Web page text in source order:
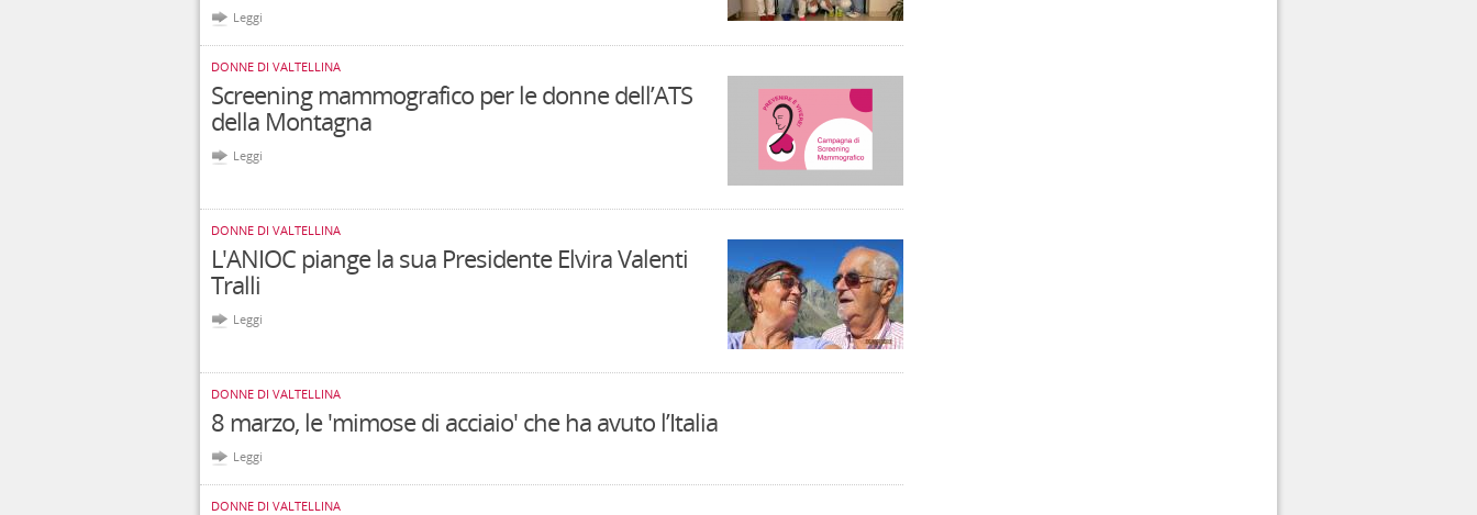
Leggi
DONNE DI VALTELLINA
Screening mammografico per le donne dell’ATS
della Montagna
Leggi
DONNE DI VALTELLINA
L'ANIOC piange la sua Presidente Elvira Valenti
Tralli
Leggi
DONNE DI VALTELLINA
8 marzo, le 'mimose di acciaio' che ha avuto l’Italia
Leggi
DONNE DI VALTELLINA